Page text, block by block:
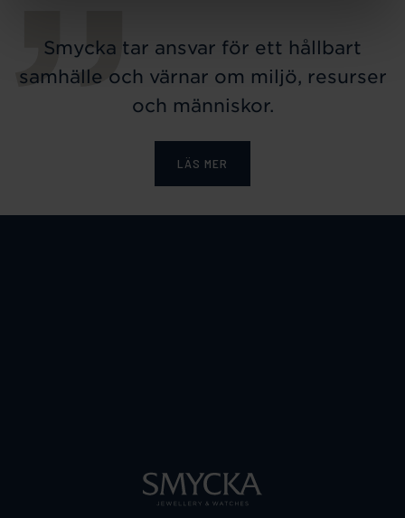
Smycka tar ansvar för ett hållbart
samhälle och värnar om miljö, resurser
och människor.
LÄS MER